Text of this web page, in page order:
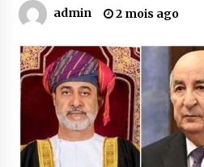
5 ans ago
« Père, tiens-moi,
5 ans ago
admin 2 mois ago